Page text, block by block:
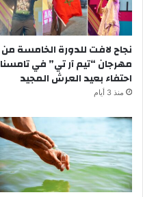
نجاح لافت للدورة الخامسة من
مهرجان “تيم آر تي” في تامسنا
احتفاء بعيد العرش المجيد
منذ 3 أيام